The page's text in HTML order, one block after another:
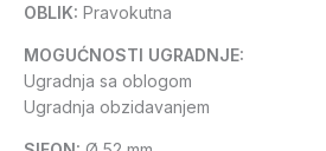
OBLIK: Pravokutna
MOGUĆNOSTI UGRADNJE:
Ugradnja sa oblogom
Ugradnja obzidavanjem